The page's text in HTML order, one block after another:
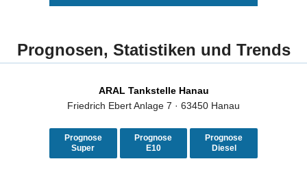
Prognosen, Statistiken und Trends
ARAL Tankstelle Hanau
Friedrich Ebert Anlage 7 · 63450 Hanau
Prognose
Super
Prognose
E10
Prognose
Diesel